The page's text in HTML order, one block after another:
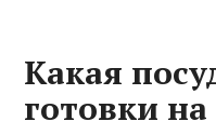
Какая
готовки